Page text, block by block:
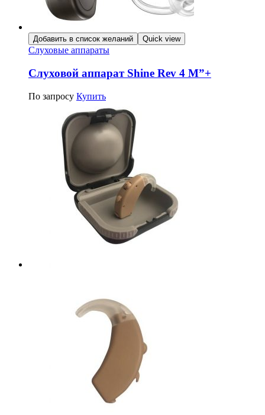
Добавить в список желаний Quick view
Слуховые аппараты
Слуховой аппарат Shine Rev 4 М”+
По запросу Купить